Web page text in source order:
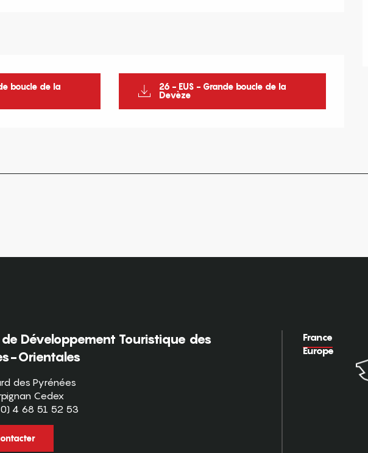
boucle de la
26 - EUS - Grande boucle de la
Devèze
Développement Touristique des
Orientales
des Pyrénées
Cedex
4 68 51 52 53
France
Europe